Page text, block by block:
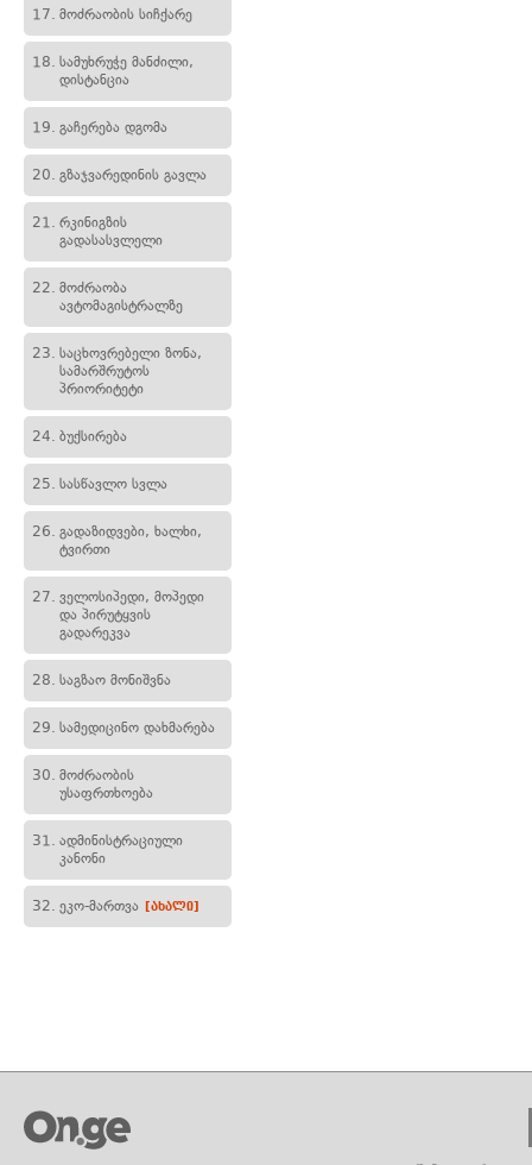
17. მოძრაობის სიჩქარე
18. სამუხრუჭე მანძილი,
დისტანცია
19. გაჩერება დგომა
20. გზაჯვარედინის გავლა
21. რკინიგზის
გადასასვლელი
22. მოძრაობა
ავტომაგისტრალზე
23. საცხოვრებელი ზონა,
სამარშრუტოს
პრიორიტეტი
24. ბუქსირება
25. სასწავლო სვლა
26. გადაზიდვები, ხალხი,
ტვირთი
27. ველოსიპედი, მოპედი
და პირუტყვის
გადარეკვა
28. საგზაო მონიშვნა
29. სამედიცინო დახმარება
30. მოძრაობის
უსაფრთხოება
31. ადმინისტრაციული
კანონი
32. ეკო-მართვა [ახალი]